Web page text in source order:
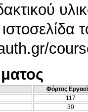
Φόρτος
117
30